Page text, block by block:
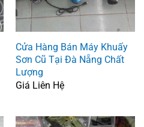
Cửa Hàng Bán Máy Khuấy
Sơn Cũ Tại Đà Nẵng Chất
Lượng
Giá Liên Hệ